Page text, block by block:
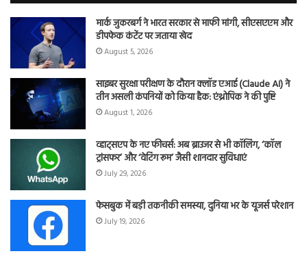
मार्क जुकरबर्ग ने भारत सरकार से माफी मांगी, सीएसएएम और
डीपफेक कंटेंट पर जताया खेद
August 5, 2026
साइबर सुरक्षा परीक्षण के दौरान क्लॉड एआई (Claude AI) ने
तीन असली कंपनियों को किया हैक: एंथ्रोपिक ने की पुष्टि
August 1, 2026
व्हाट्सएप के नए फीचर्स: अब ब्राउजर से भी कॉलिंग, ‘कॉल
ट्रांसफर’ और ‘वेटिंग रूम’ जैसी शानदार सुविधाएं
July 29, 2026
फेसबुक में बड़ी तकनीकी समस्या, दुनिया भर के यूजर्स परेशान
July 19, 2026